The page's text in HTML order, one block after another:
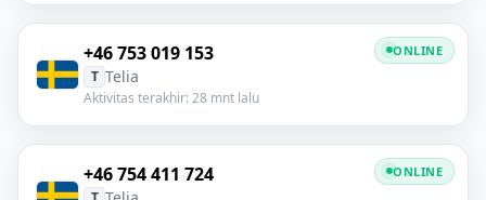
+46 753 019 153
T Telia
Aktivitas terakhir: 28 mnt lalu
ONLINE
+46 754 411 724 ONLINE